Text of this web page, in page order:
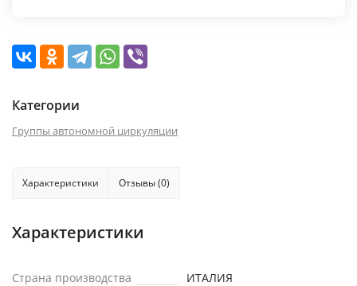
Категории
Группы автономной циркуляции
Характеристики Отзывы (0)
Характеристики
Страна производства ИТАЛИЯ